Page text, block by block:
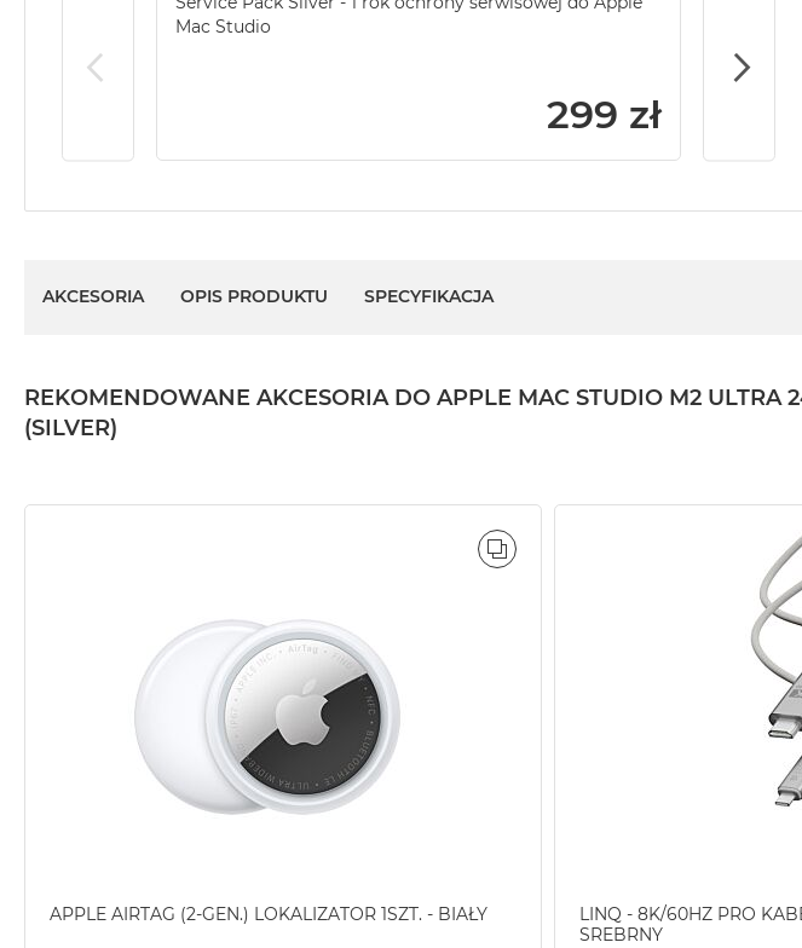
Mac Studio
299 zł
AKCESORIA OPIS PRODUKTU SPECYFIKACJA
REKOMENDOWANE AKCESORIA DO APPLE MAC STUDIO M2 ULTRA
(SILVER)
APPLE AIRTAG (2-GEN.) LOKALIZATOR 1SZT. - BIAŁY
PORÓWNAJ
LINQ - 8K/60HZ PRO
SREBRNY